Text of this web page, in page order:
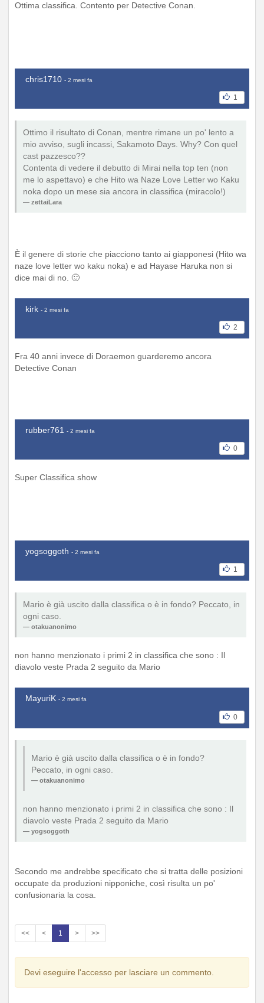
Ottima classifica. Contento per Detective Conan.
chris1710 - 2 mesi fa
1
Ottimo il risultato di Conan, mentre rimane un po' lento a
mio avviso, sugli incassi, Sakamoto Days. Why? Con quel
cast pazzesco??
Contenta di vedere il debutto di Mirai nella top ten (non
me lo aspettavo) e che Hito wa Naze Love Letter wo Kaku
noka dopo un mese sia ancora in classifica (miracolo!)
zettaiLara
È il genere di storie che piacciono tanto ai giapponesi (Hito wa
naze love letter wo kaku noka) e ad Hayase Haruka non si
dice mai di no. 🙂
kirk - 2 mesi fa
2
Fra 40 anni invece di Doraemon guarderemo ancora
Detective Conan
rubber761 - 2 mesi fa
0
Super Classifica show
yogsoggoth - 2 mesi fa
1
Mario è già uscito dalla classifica o è in fondo? Peccato, in
ogni caso.
otakuanonimo
non hanno menzionato i primi 2 in classifica che sono : Il
diavolo veste Prada 2 seguito da Mario
MayuriK - 2 mesi fa
0
Mario è già uscito dalla classifica o è in fondo?
Peccato, in ogni caso.
otakuanonimo
non hanno menzionato i primi 2 in classifica che sono : Il
diavolo veste Prada 2 seguito da Mario
yogsoggoth
Secondo me andrebbe specificato che si tratta delle posizioni
occupate da produzioni nipponiche, così risulta un po'
confusionaria la cosa.
<< < 1 > >>
Devi eseguire l'accesso per lasciare un commento.